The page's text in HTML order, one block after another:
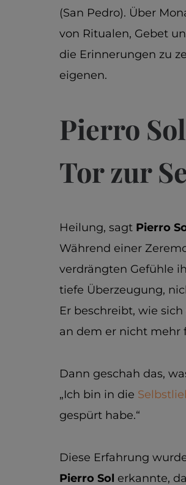
(San Pedro). Über
von Ritualen, Gebet
die Erinnerungen zu
eigenen.
Pierro
Tor zur
Heilung, sagt Pierro
Während einer
verdrängten Gefühle
tiefe Überzeugung,
Er beschreibt, wie
an dem er nicht mehr
Dann geschah das,
„Ich bin in die
gespürt habe.“
Diese Erfahrung
Pierro Sol erkannte,